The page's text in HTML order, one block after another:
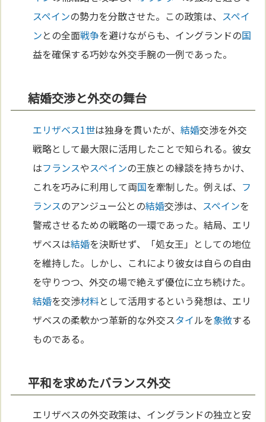
スペインの勢力を分散させた。この政策は、 スペイ
ンとの全面戦争を避けながらも、イングランドの国
益を確保する巧妙な外交手腕の一例であった。
結婚交渉と外交の舞台
エリザベス1世は独身を貫いたが、結婚交渉を外交
戦略として最大限に活用したことで知られる。彼女
はフランスやスペインの王族との縁談を持ちかけ、
これを巧みに利用して両国を牽制した。例えば、 フ
ランスのアンジュー公との結婚交渉は、 スペインを
警戒させるための戦略の一環であった。結局、エリ
ザベスは結婚を決断せず、「処女王」としての地位
を維持した。しかし、これにより彼女は自らの自由
を守りつつ、外交の場で絶えず優位に立ち続けた。
結婚を交渉材料として活用するという発想は、エリ
ザベスの柔軟かつ革新的な外交スタイルを象徴する
ものである。
平和を求めたバランス外交
エリザベスの外交政策は、イングランドの独立と安